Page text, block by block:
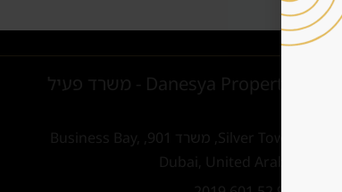
Danesya Properties L.L.C - משרד פעיל
קומה 9, Silver Tower, משרד 901, Business Bay,
Dubai, United Arab Emirates